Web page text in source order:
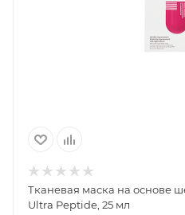
Тканевая маска на основе
Ultra Peptide, 25 мл